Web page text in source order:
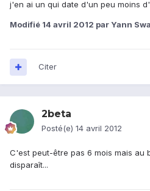
j'en ai un qui date d'un peu moins
Modifié 14 avril 2012 par Yann
Citer
2beta
Posté(e) 14 avril 2012
C'est peut-être pas 6 mois mais au
disparaît...